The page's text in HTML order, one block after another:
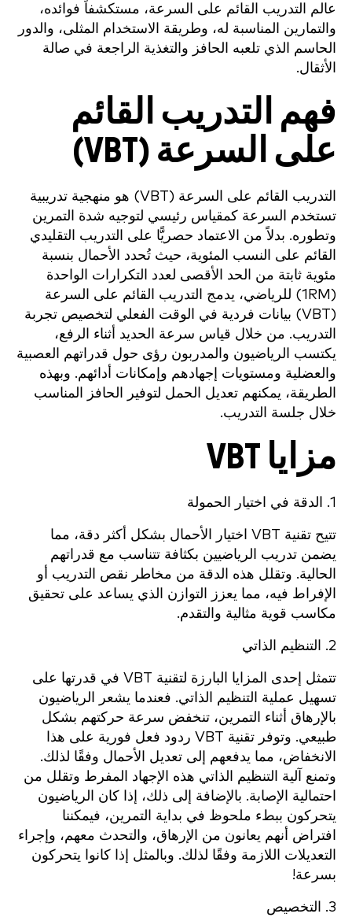
عالم التدريب القائم على السرعة، مستكشفاً فوائده،
والتمارين المناسبة له، وطريقة الاستخدام المثلى، والدور
الحاسم الذي تلعبه الحافز والتغذية الراجعة في صالة
الأثقال.
فهم التدريب القائم
على السرعة (VBT)
التدريب القائم على السرعة (VBT) هو منهجية تدريبية
تستخدم السرعة كمقياس رئيسي لتوجيه شدة التمرين
وتطوره. بدلاً من الاعتماد حصريًّا على التدريب التقليدي
القائم على النسب المئوية، حيث تُحدد الأحمال بنسبة
مئوية ثابتة من الحد الأقصى لعدد التكرارات الواحدة
(1RM) للرياضي، يدمج التدريب القائم على السرعة
(VBT) بيانات فردية في الوقت الفعلي لتخصيص تجربة
التدريب. من خلال قياس سرعة الحديد أثناء الرفع،
يكتسب الرياضيون والمدربون رؤى حول قدراتهم العصبية
والعضلية ومستويات إجهادهم وإمكانات أدائهم. وبهذه
الطريقة، يمكنهم تعديل الحمل لتوفير الحافز المناسب
خلال جلسة التدريب.
مزايا VBT
1. الدقة في اختيار الحمولة
تتيح تقنية VBT اختيار الأحمال بشكل أكثر دقة، مما
يضمن تدريب الرياضيين بكثافة تتناسب مع قدراتهم
الحالية. وتقلل هذه الدقة من مخاطر نقص التدريب أو
الإفراط فيه، مما يعزز التوازن الذي يساعد على تحقيق
مكاسب قوية مثالية والتقدم.
2. التنظيم الذاتي
تتمثل إحدى المزايا البارزة لتقنية VBT في قدرتها على
تسهيل عملية التنظيم الذاتي. فعندما يشعر الرياضيون
بالإرهاق أثناء التمرين، تنخفض سرعة حركتهم بشكل
طبيعي. وتوفر تقنية VBT ردود فعل فورية على هذا
الانخفاض، مما يدفعهم إلى تعديل الأحمال وفقًا لذلك.
وتمنع آلية التنظيم الذاتي هذه الإجهاد المفرط وتقلل من
احتمالية الإصابة. بالإضافة إلى ذلك، إذا كان الرياضيون
يتحركون ببطء ملحوظ في بداية التمرين، فيمكننا
افتراض أنهم يعانون من الإرهاق، والتحدث معهم، وإجراء
التعديلات اللازمة وفقًا لذلك. وبالمثل إذا كانوا يتحركون
بسرعة!
3. التخصيص